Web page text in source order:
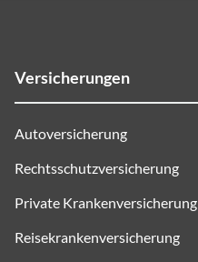
Versicherungen
Autoversicherung
Rechtsschutzversicherung
Private Krankenversicherung
Reisekrankenversicherung